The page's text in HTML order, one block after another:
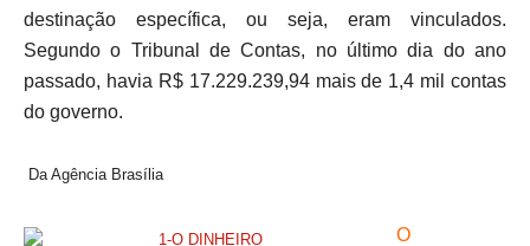
destinação específica, ou seja, eram vinculados.
Segundo o Tribunal de Contas, no último dia do ano
passado, havia R$ 17.229.239,94 mais de 1,4 mil contas
do governo.
Da Agência Brasília
O